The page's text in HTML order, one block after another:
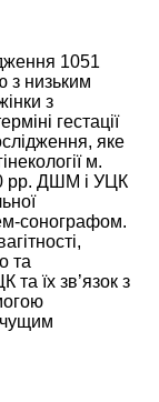
1051
з низьким
з
гестації
яке
м.
рр. ДШМ і УЦК
сонографом.
та
та їх зв’язок з